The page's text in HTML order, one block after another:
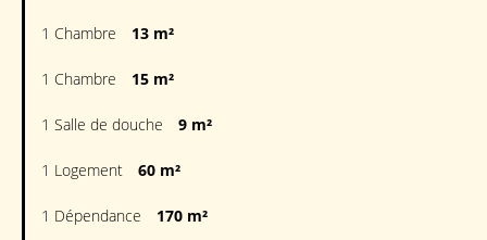
1 Chambre 13 m²
1 Chambre 15 m²
1 Salle de douche 9 m²
1 Logement 60 m²
1 Dépendance 170 m²